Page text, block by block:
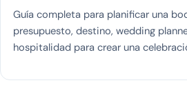
Guía completa para planificar una
presupuesto, destino, wedding
hospitalidad para crear una